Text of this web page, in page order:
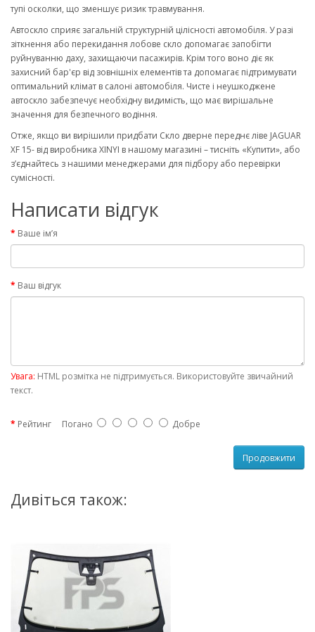
тупі осколки, що зменшує ризик травмування.
Автоскло сприяє загальній структурній цілісності автомобіля. У разі
зіткнення або перекидання лобове скло допомагає запобігти
руйнуванню даху, захищаючи пасажирів. Крім того воно діє як
захисний бар'єр від зовнішніх елементів та допомагає підтримувати
оптимальний клімат в салоні автомобіля. Чисте і неушкоджене
автоскло забезпечує необхідну видимість, що має вирішальне
значення для безпечного водіння.
Отже, якщо ви вирішили придбати Скло дверне переднє ліве JAGUAR
XF 15- від виробника XINYI в нашому магазині – тисніть «Купити», або
з’єднайтесь з нашими менеджерами для підбору або перевірки
сумісності.
Написати відгук
Ваше ім’я
Ваш відгук
Увага: HTML розмітка не підтримується. Використовуйте звичайний
текст.
Рейтинг Погано Добре
Продовжити
Дивіться також: